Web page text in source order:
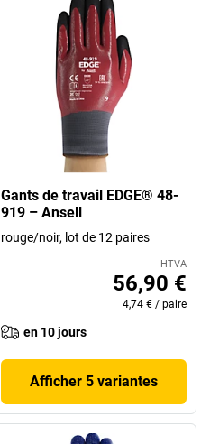
Gants de travail EDGE® 48-
919 – Ansell
rouge/noir, lot de 12 paires
HTVA
56,90 €
4,74 € / paire
en 10 jours
Afficher 5 variantes